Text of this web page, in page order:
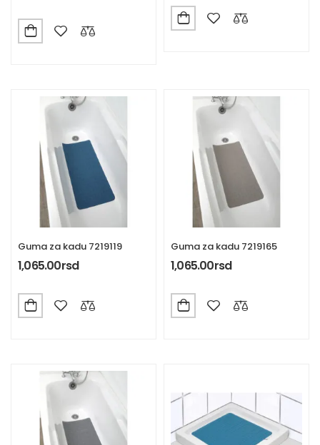
Guma za kadu 7219119
1,065.00rsd
Guma za kadu 7219165
1,065.00rsd